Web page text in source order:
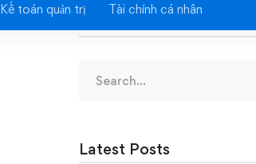
Kế toán quản trị Tài chính cá nhân
for:
Latest Posts